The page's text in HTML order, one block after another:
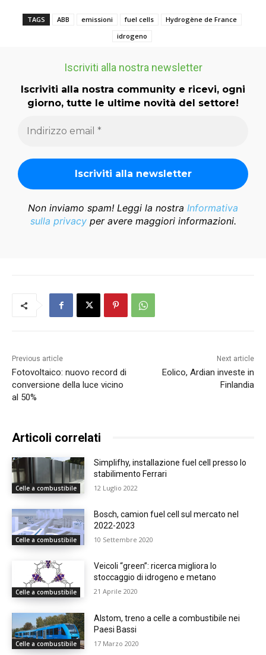
TAGS ABB emissioni fuel cells
Hydrogène de France
idrogeno
Iscriviti alla nostra newsletter
Iscriviti alla nostra community e ricevi, ogni
giorno, tutte le ultime novità del settore!
Non inviamo spam! Leggi la nostra Informativa
sulla privacyper avere maggiori informazioni.
Previous article
Fotovoltaico: nuovo record di
conversione della luce vicino
al 50%
Next article
Eolico, Ardian investe in
Finlandia
Articoli correlati
Celle a combustibile
Simplifhy, installazione fuel cell presso lo
stabilimento Ferrari
12 Luglio 2022
Celle a combustibile
Bosch, camion fuel cell sul mercato nel
2022-2023
10 Settembre 2020
Celle a combustibile
Veicoli “green”: ricerca migliora lo
stoccaggio di idrogeno e metano
21 Aprile 2020
Celle a combustibile
Alstom, treno a celle a combustibile nei
Paesi Bassi
17 Marzo 2020